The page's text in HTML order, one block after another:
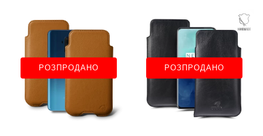
РОЗПРОДАНО РОЗПРОДАНО